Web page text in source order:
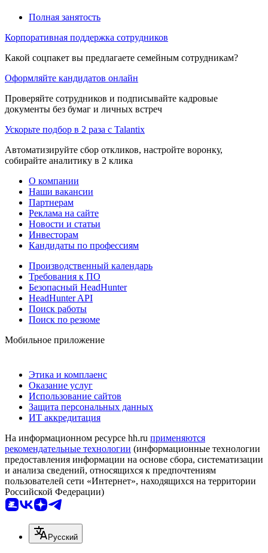
Полная занятость
Корпоративная поддержка сотрудников
Какой соцпакет вы предлагаете семейным сотрудникам?
Оформляйте кандидатов онлайн
Проверяйте сотрудников и подписывайте кадровые
документы без бумаг и личных встреч
Ускорьте подбор в 2 раза с Talantix
Автоматизируйте сбор откликов, настройте воронку,
собирайте аналитику в 2 клика
О компании
Наши вакансии
Партнерам
Реклама на сайте
Новости и статьи
Инвесторам
Кандидаты по профессиям
Производственный календарь
Требования к ПО
Безопасный HeadHunter
HeadHunter API
Поиск работы
Поиск по резюме
Мобильное приложение
Этика и комплаенс
Оказание услуг
Использование сайтов
Защита персональных данных
ИТ аккредитация
На информационном ресурсе hh.ru применяются
рекомендательные технологии (информационные технологии
предоставления информации на основе сбора, систематизации
и анализа сведений, относящихся к предпочтениям
пользователей сети «Интернет», находящихся на территории
Российской Федерации)
Русский